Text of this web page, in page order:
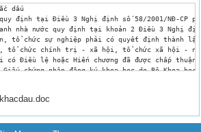
dấu
định tại Điều 3 Nghị định số 58/2001/NĐ-CP
nhà nước quy định tại khoản 2 Điều 3 Nghị
tổ chức sự nghiệp phải có quyết định thành
chức chính trị - xã hội, tổ chức xã hội - nghề
Điều lệ hoặc Hiến chương đã được chấp
chứng nhận đăng ký khoa học do Bộ Khoa
có giấy phép hoạt động do Bộ Văn hoá Thông
động theo Luật đầu tư nước ngoài tại Việt